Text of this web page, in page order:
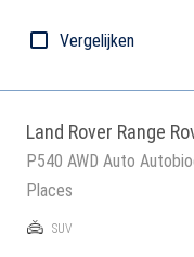
Vergelijken
Land Rover Range
P540 AWD Auto
Places
SUV